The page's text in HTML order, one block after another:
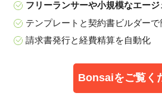
フリーランサーや小規模なエー
テンプレートと契約書ビルダー
請求書発行と経費精算を自動化
Bonsaiをご覧く